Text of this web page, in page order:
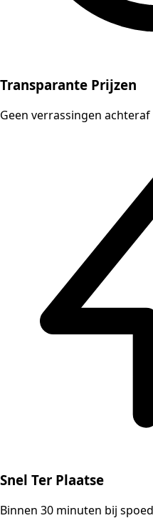
Transparante Prijzen
Geen verrassingen achteraf
Snel Ter Plaatse
Binnen 30 minuten bij